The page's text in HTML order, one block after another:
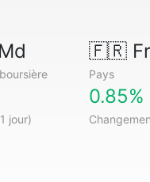
🇫🇷
Pays
jour)
0.85%